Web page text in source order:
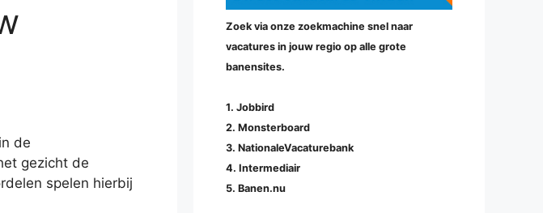
de
gezicht de
spelen hierbij
Zoek via onze zoekmachine snel naar
vacatures in jouw regio op alle grote
banensites.
1. Jobbird
2. Monsterboard
3. NationaleVacaturebank
4. Intermediair
5. Banen.nu